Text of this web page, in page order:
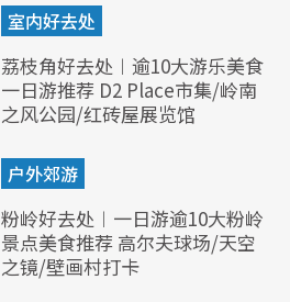
室内好去处
荔枝角好去处︱逾10大游乐美食
一日游推荐 D2 Place市集/岭南
之风公园/红砖屋展览馆
户外郊游
粉岭好去处︱一日游逾10大粉岭
景点美食推荐 高尔夫球场/天空
之镜/壁画村打卡